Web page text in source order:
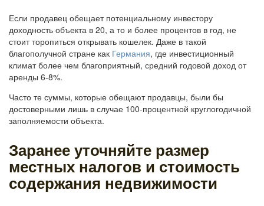
Если продавец обещает потенциальному инвестору
доходность объекта в 20, а то и более процентов в год, не
стоит торопиться открывать кошелек. Даже в такой
благополучной стране как Германия, где инвестиционный
климат более чем благоприятный, средний годовой доход от
аренды 6-8%.
Часто те суммы, которые обещают продавцы, были бы
достоверными лишь в случае 100-процентной круглогодичной
заполняемости объекта.
Заранее уточняйте размер
местных налогов и стоимость
содержания недвижимости